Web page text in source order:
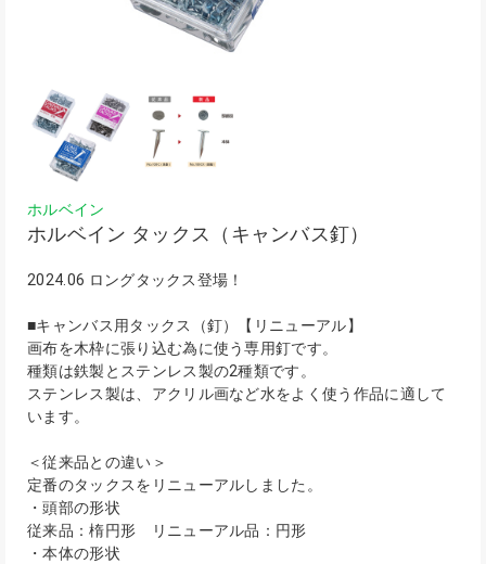
ホルベイン
ホルベイン タックス（キャンバス釘）
2024.06 ロングタックス登場！
■キャンバス用タックス（釘）【リニューアル】
画布を木枠に張り込む為に使う専用釘です。
種類は鉄製とステンレス製の2種類です。
ステンレス製は、アクリル画など水をよく使う作品に適して
います。
＜従来品との違い＞
定番のタックスをリニューアルしました。
・頭部の形状
従来品：楕円形 リニューアル品：円形
・本体の形状